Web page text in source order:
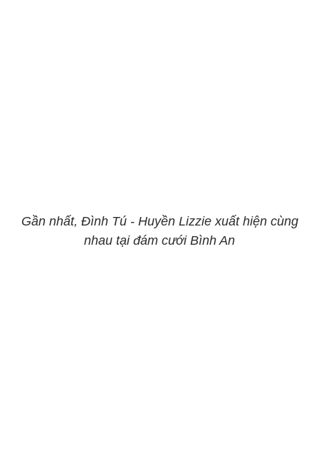
Gần nhất, Đình Tú - Huyền Lizzie xuất hiện cùng
nhau tại đám cưới Bình An